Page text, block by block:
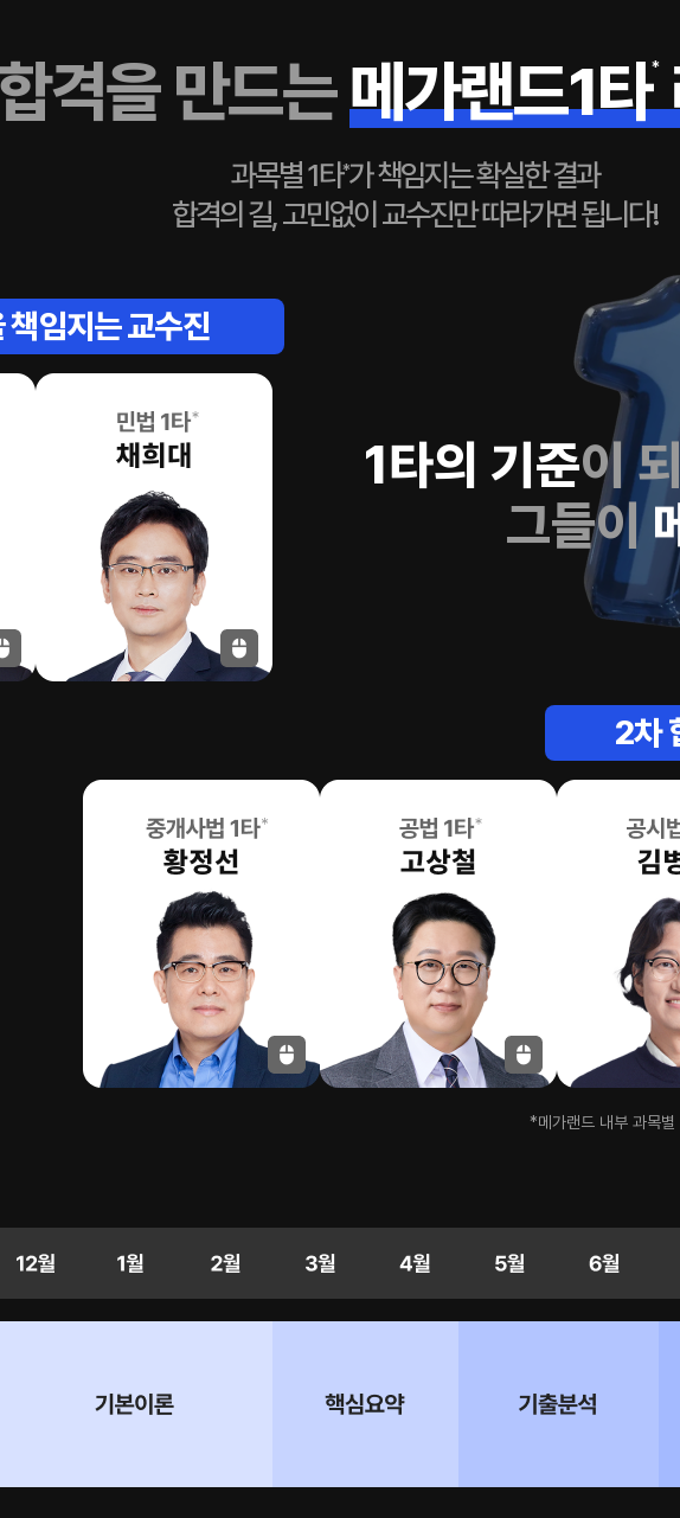
격을 만드는메가랜드1타*
과목별 1타*가 책임지는 확실한 결과
합격의 길, 고민없이 교수진만 따라가면 됩니다!
책임지는 교수진
2차
*메가랜드 내부 과목
1타의 기준이
그들이